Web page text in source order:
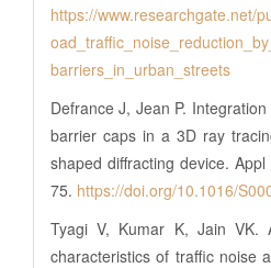
https://www.researchgate.net/
barriers_in_urban_streets
Defrance J, Jean P.
barrier caps in a 3D ray
shaped diffracting device.
75. https://doi.org/10.1016/
Tyagi V, Kumar K, Jain VK.
characteristics of traffic noise